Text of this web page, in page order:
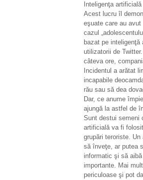
Inteligenţa
Acest lucru îl
eşuate care au
cazul
bazat pe
utilizatorii de
câteva ore,
Incidentul a arătat
incapabile
rău sau să dea
Dar, ce anume
ajungă la astfel de
Sunt destui semeni
artificială va fi
grupări teroriste.
să înveţe, ar putea
informatic şi să
importante. Mai
periculoase şi pot